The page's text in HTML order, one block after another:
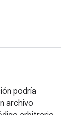
podría
archivo